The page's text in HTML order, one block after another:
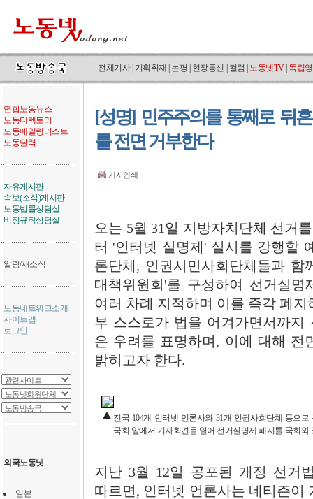
전체기사| 기획취재 논평 현장통신 컬럼 노동넷TV| 독립
연합노동뉴스
노동디렉토리
노동메일링리스트
노동달력
자유게시판
속보(소식)게시판
노동법률상담실
비정규직상담실
알림/새소식
노동네트워크소개
사이트맵
로그인
외국노동넷
일본
[성명] 민주주의를 통째로 뒤
를 전면 거부한다
기사인쇄
오는 5월 31일 지방자치단체 선거
터 '인터넷 실명제' 실시를 강행할
론단체, 인권시민사회단체들과
대책위원회'를 구성하여 선거실
여러 차례 지적하며 이를 즉각 폐
부 스스로가 법을 어겨가면서까
은 우려를 표명하며, 이에 대해 전
밝히고자 한다.
전국 104개 인터넷 언론사와 31개 인권사회단체 등으
국회 앞에서 기자회견을 열어 선거실명제 폐지를 국회
지난 3월 12일 공포된 개정 선거
따르면, 인터넷 언론사는 네티즌이